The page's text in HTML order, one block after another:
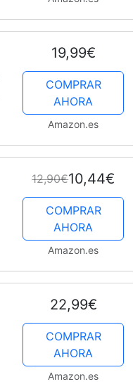
19,99€
COMPRAR
AHORA
Amazon.es
12,90€10,44€
COMPRAR
AHORA
Amazon.es
22,99€
COMPRAR
AHORA
Amazon.es